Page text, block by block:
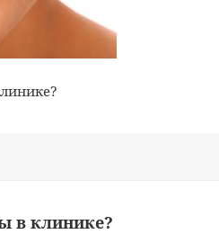
в клинике?